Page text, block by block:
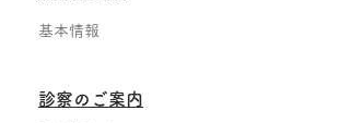
基本情報
診察のご案内